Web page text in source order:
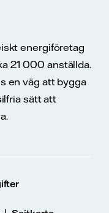
energiföretag
21 000 anställda.
en väg att bygga
sätt att